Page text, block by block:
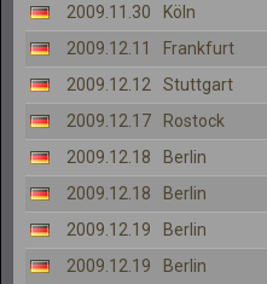
2009.11.30
Köln
2009.12.11
Frankfurt
2009.12.12
Stuttgart
2009.12.17
Rostock
2009.12.18
Berlin
2009.12.18
Berlin
2009.12.19
Berlin
2009.12.19
Berlin